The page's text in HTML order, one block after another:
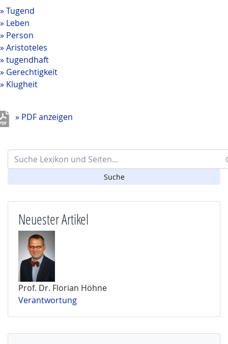
Tugend
Leben
Person
Aristoteles
tugendhaft
Gerechtigkeit
Klugheit
» PDF anzeigen
Search
Neuester Artikel
Prof. Dr. Florian Höhne
Verantwortung